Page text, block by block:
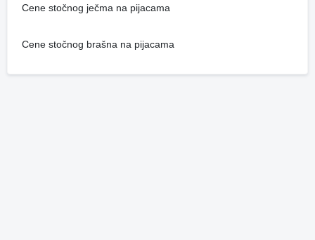
Cene stočnog ječma na pijacama
Cene stočnog brašna na pijacama